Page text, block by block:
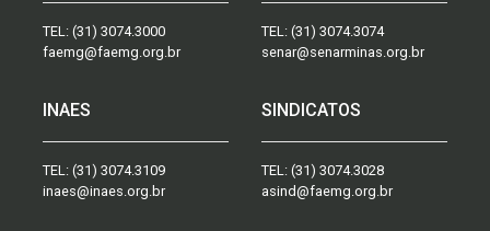
TEL: (31) 3074.3000
faemg@faemg.org.br
TEL: (31) 3074.3074
senar@senarminas.org.br
INAES
TEL: (31) 3074.3109
inaes@inaes.org.br
SINDICATOS
TEL: (31) 3074.3028
asind@faemg.org.br